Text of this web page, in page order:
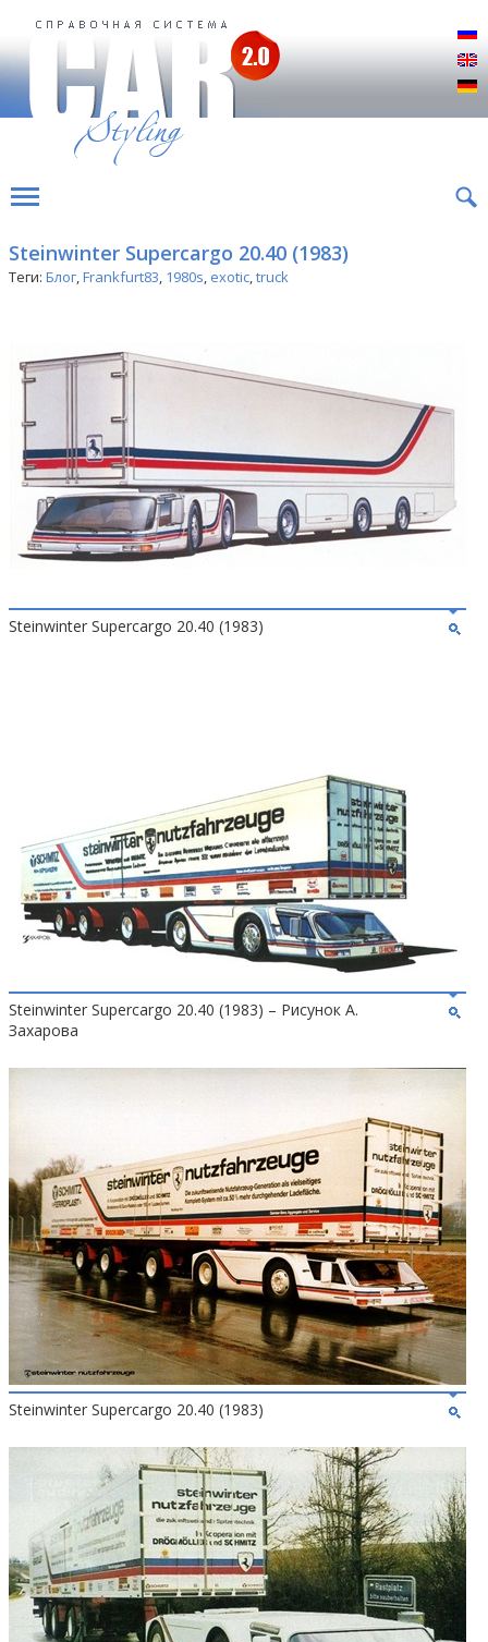
Steinwinter Supercargo 20.40 (1983)
Теги: Блог,Frankfurt83, 1980s, exotic,truck
Steinwinter Supercargo 20.40 (1983)
Steinwinter Supercargo 20.40 (1983) – Рисунок А.
Захарова
Steinwinter Supercargo 20.40 (1983)